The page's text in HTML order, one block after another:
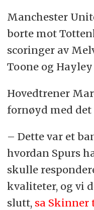
Manchester
borte mot
scoringer av
Toone og
Hovedtrener
fornøyd med
– Dette var et
hvordan Spurs
skulle
kvaliteter, og vi
slutt, sa